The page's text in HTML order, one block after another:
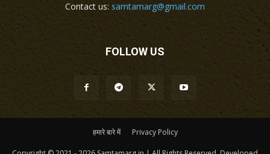
Contact us: samtamarg@gmail.com
FOLLOW US
हमारे बारे में Privacy Policy